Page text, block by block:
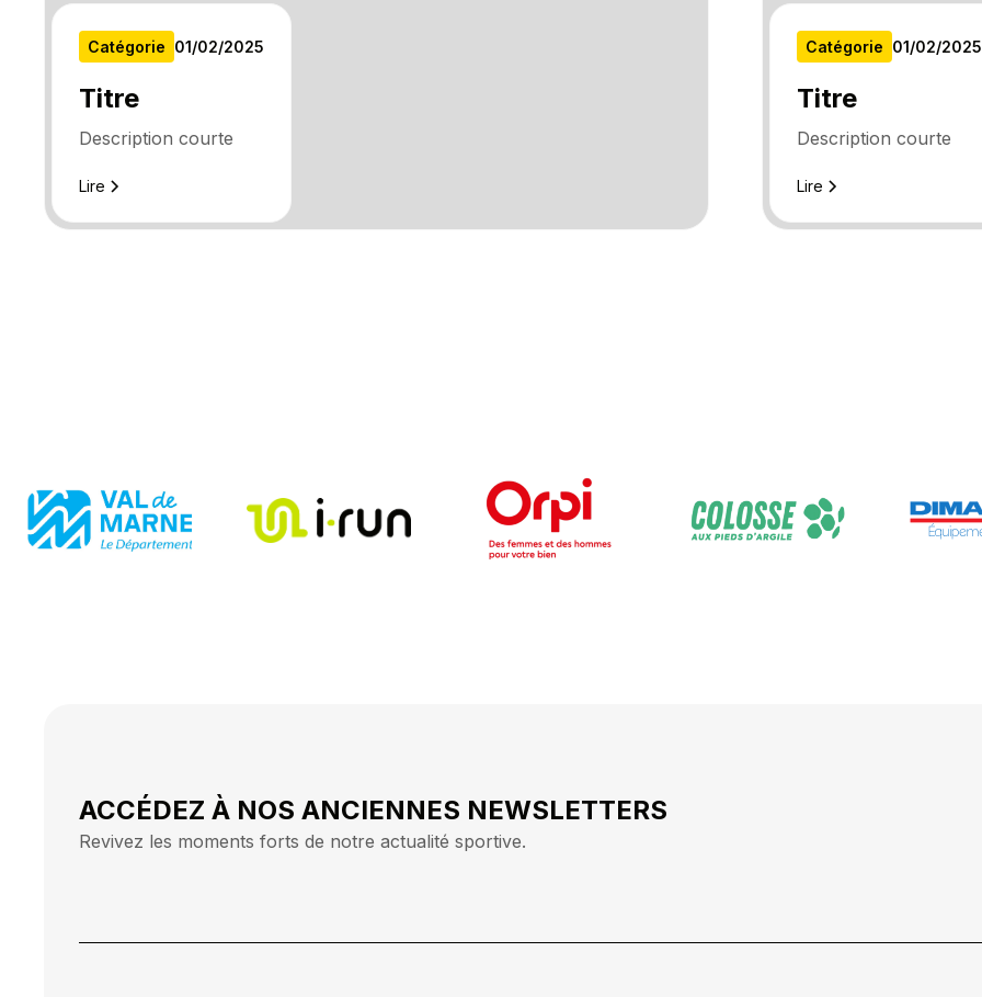
Catégorie 01/02/2025
Titre
Description courte
Lire
Catégorie 01/02/2025
Titre
Description courte
Lire
ACCÉDEZ À NOS ANCIENNES NEWSLETTERS
Revivez les moments forts de notre actualité sportive.